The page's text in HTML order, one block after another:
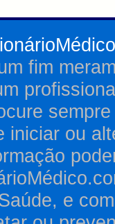
fim
iniciar ou
e